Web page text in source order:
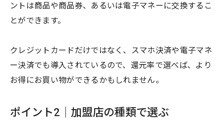
ントは商品や商品券、あるいは電子マネーに交換するこ
とができます。
クレジットカードだけではなく、スマホ決済や電子マネ
ー決済でも導入されているので、還元率で選べば、より
お得にお買い物ができるかもしれません。
ポイント2｜加盟店の種類で選ぶ